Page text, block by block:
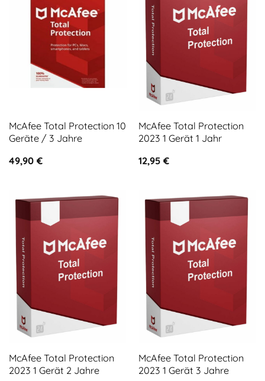
McAfee Total Protection 10
Geräte / 3 Jahre
49,90 €
McAfee Total Protection
2023 1 Gerät 1 Jahr
12,95 €
McAfee Total Protection
2023 1 Gerät 2 Jahre
McAfee Total Protection
2023 1 Gerät 3 Jahre